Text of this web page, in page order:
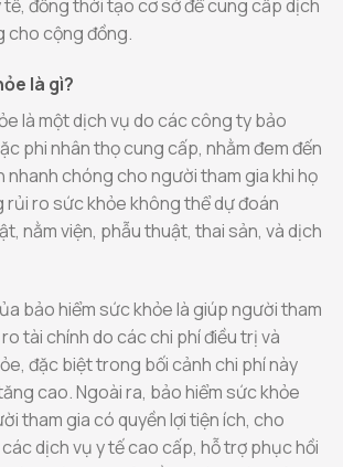
đồng thời tạo cơ sở để cung cấp dịch
cho cộng đồng.
là gì?
là một dịch vụ do các công ty bảo
phi nhân thọ cung cấp, nhằm đem đến
nhanh chóng cho người tham gia khi họ
rủi ro sức khỏe không thể dự đoán
nằm viện, phẫu thuật, thai sản, và dịch
bảo hiểm sức khỏe là giúp người tham
tài chính do các chi phí điều trị và
đặc biệt trong bối cảnh chi phí này
cao. Ngoài ra, bảo hiểm sức khỏe
tham gia có quyền lợi tiện ích, cho
dịch vụ y tế cao cấp, hỗ trợ phục hồi